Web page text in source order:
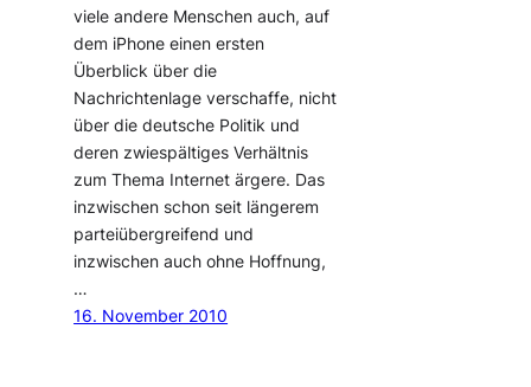
viele andere Menschen auch, auf
dem iPhone einen ersten
Überblick über die
Nachrichtenlage verschaffe, nicht
über die deutsche Politik und
deren zwiespältiges Verhältnis
zum Thema Internet ärgere. Das
inzwischen schon seit längerem
parteiübergreifend und
inzwischen auch ohne Hoffnung,
…
16. November 2010